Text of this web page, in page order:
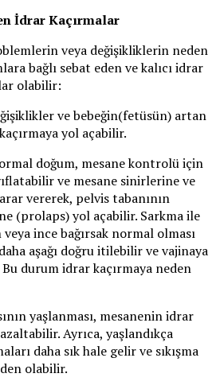
İdrar Kaçırmalar
veya değişikliklerin neden
bağlı sebat eden ve kalıcı idrar
olabilir:
ve bebeğin(fetüsün) artan
yol açabilir.
doğum, mesane kontrolü için
ve mesane sinirlerine ve
vererek, pelvis tabanının
(prolaps) yol açabilir. Sarkma ile
ince bağırsak normal olması
aşağı doğru itilebilir ve vajinaya
durum idrar kaçırmaya neden
yaşlanması, mesanenin idrar
Ayrıca, yaşlandıkça
daha sık hale gelir ve sıkışma
olabilir.